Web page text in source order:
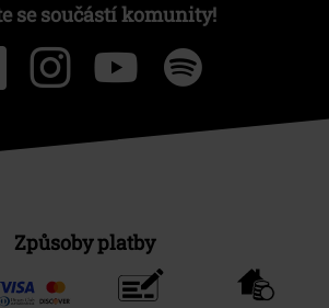
se součástí komunity!
Způsoby platby